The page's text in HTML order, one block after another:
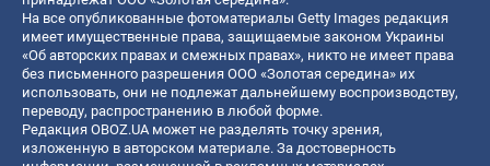
На все опубликованные фотоматериалы Getty Images редакция
имеет имущественные права, защищаемые законом Украины
«Об авторских правах и смежных правах», никто не имеет права
без письменного разрешения ООО «Золотая середина» их
использовать, они не подлежат дальнейшему воспроизводству,
переводу, распространению в любой форме.
Редакция OBOZ.UA может не разделять точку зрения,
изложенную в авторском материале. За достоверность